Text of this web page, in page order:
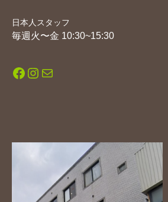
日本人スタッフ
毎週火〜金 10:30~15:30
Facebook
Instagram
メール